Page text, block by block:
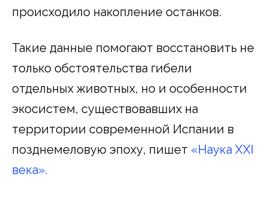
происходило накопление останков.
Такие данные помогают восстановить не
только обстоятельства гибели
отдельных животных, но и особенности
экосистем, существовавших на
территории современной Испании в
позднемеловую эпоху, пишет «Наука XXI
века».